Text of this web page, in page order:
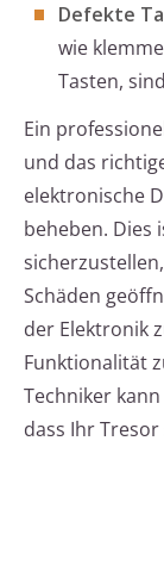
Defekte
wie
Tasten,
Ein
und das
elektronische
beheben. Dies
Schäden
der Elektronik
Funktionalität
Techniker
dass Ihr